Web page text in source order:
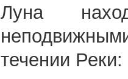
Луна
течении Реки: